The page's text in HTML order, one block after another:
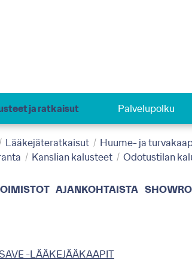
AJANKOHTAISTA
ja ratkaisut Palvelupolku
Lääkejäteratkaisut Huume- ja
Kanslian kalusteet Odotustilan
-LÄÄKEJÄÄKAAPIT